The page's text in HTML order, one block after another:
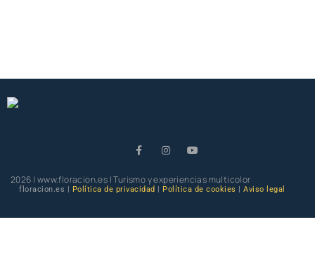
2026 | www.floracion.es | Turismo y experiencias multicolor
floracion.es | Política de privacidad | Política de cookies |Aviso legal